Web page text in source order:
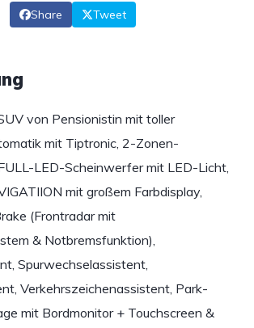
Share Tweet
von Pensionistin mit toller
mit Tiptronic, 2-Zonen-
LED-Scheinwerfer mit LED-Licht,
mit großem Farbdisplay,
(Frontradar mit
& Notbremsfunktion),
Spurwechselassistent,
Verkehrszeichenassistent, Park-
mit Bordmonitor + Touchscreen &